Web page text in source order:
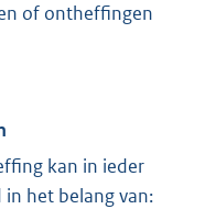
of ontheffingen
kan in ieder
het belang van: